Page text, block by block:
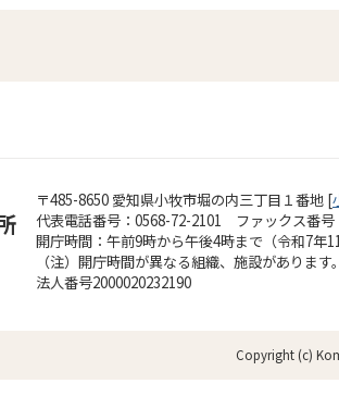
〒485-8650 愛知県小牧市堀の内三丁目１番地 [
代表電話番号：0568-72-2101 ファックス番号
開庁時間：午前9時から午後4時まで（令和7年
（注）開庁時間が異なる組織、施設があります。
法人番号2000020232190
Copyright (c)